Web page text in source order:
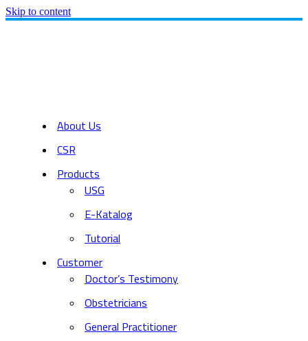
Skip to content
About Us
CSR
Products
USG
E-Katalog
Tutorial
Customer
Doctor’s Testimony
Obstetricians
General Practitioner